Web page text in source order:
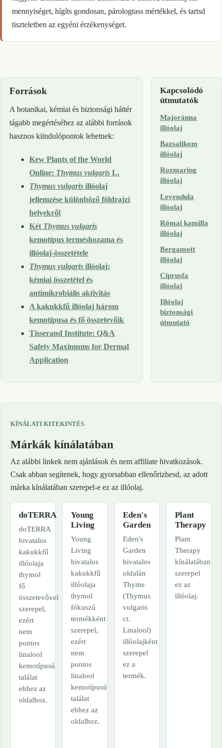
mennyiséget, hígíts gondosan, párologtass mértékkel, és tartsd
tiszteletben az egyéni érzékenységet.
Források
A botanikai, kémiai és biztonsági háttér
tágabb megértéséhez az alábbi források
hasznos kiindulópontok lehetnek:
Kew Plants of the World
Online: Thymus vulgaris L.
Thymus vulgaris illóolaj
jellemzése különböző földrajzi
helyekről
Két Thymus vulgaris
kemotípus terméshozama és
illóolaj-összetétele
Thymus vulgaris illóolaj:
kémiai összetétel és
antimikrobiális aktivitás
A kakukkfű illóolaj három
kemotípusa és fő összetevőik
Tisserand Institute: Q&A
Safety Maximums for Dermal
Application
Kapcsolódó
útmutatók
Majoránna
illóolaj
Bazsalikom
illóolaj
Rozmaring
illóolaj
Levendula
illóolaj
Római kamilla
illóolaj
Bergamott
illóolaj
Ciprusfa
illóolaj
Illóolaj
biztonsági
útmutató
KÍNÁLATI KITEKINTÉS
Márkák kínálatában
Az alábbi linkek nem ajánlások és nem affiliate hivatkozások.
Csak abban segítenek, hogy gyorsabban ellenőrizhesd, az adott
márka kínálatában szerepel-e ez az illóolaj.
doTERRA
doTERRA
hivatalos
kakukkfű
illóolaja
thymol
fő
összetevővel
szerepel,
ezért
nem
pontos
linalool
kemotípusú
találat
ehhez az
oldalhoz.
Young
Living
Young
Living
hivatalos
kakukkfű
illóolaja
thymol
fókuszú
termékként
szerepel,
ezért
nem
pontos
linalool
kemotípusú
találat
ehhez az
oldalhoz.
Eden's
Garden
Eden's
Garden
hivatalos
oldalán
Thyme
(Thymus
vulgaris
ct.
Linalool)
illóolajként
szerepel
ez a
termék.
Plant
Therapy
Plant
Therapy
kínálatában
szerepel
ez az
illóolaj.